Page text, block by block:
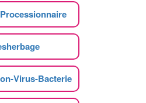
Virus-Bacterie